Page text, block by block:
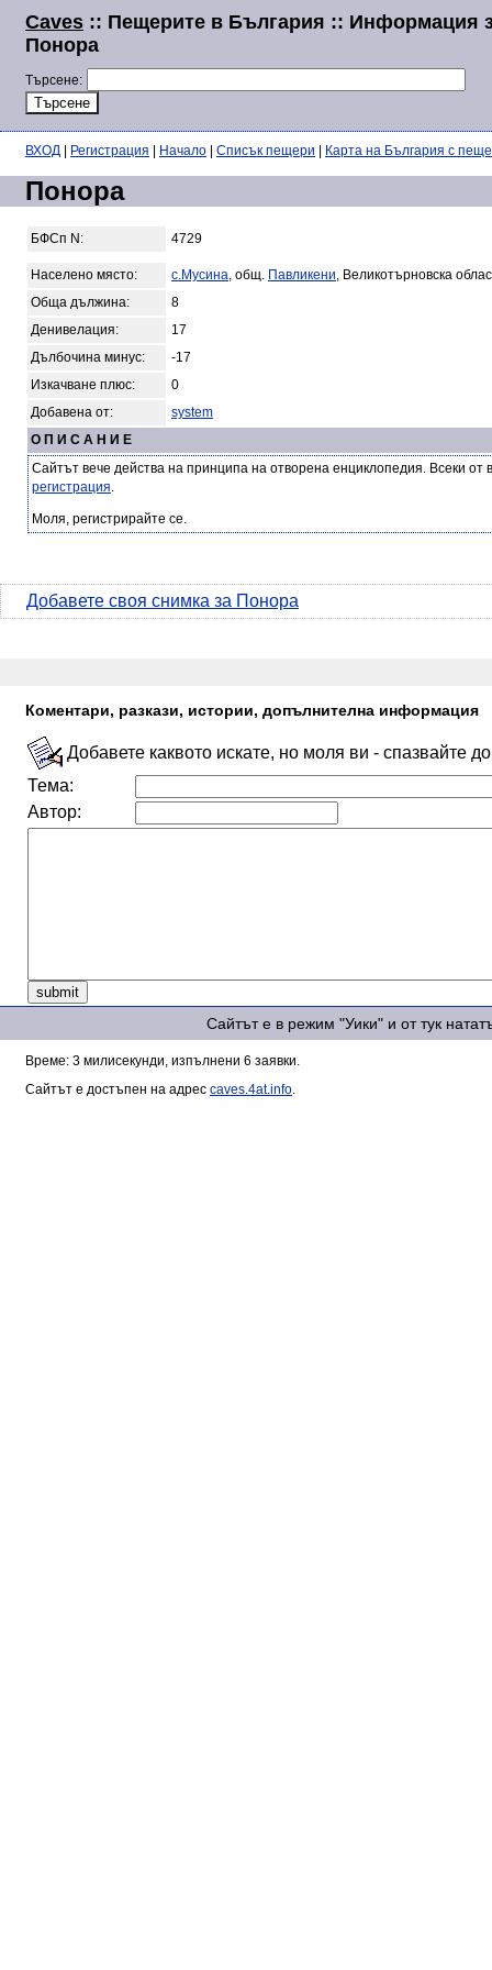
Caves :: Пещерите в България :: Информация
Понора
Търсене:
ВХОД Регистрация Начало Списък пещери Карта на България с
Понора
БФСп N: 4729
Населено място: с.Мусина, общ. Павликени, Великотърновска
Обща дължина:
8
Денивелация:
17
Дълбочина минус:
-17
Изкачване плюс:
0
Добавена от:
system
О П И С А Н И Е
Сайтът вече действа на принципа на отворена енциклопедия. Всеки
регистрация.
Моля, регистрирайте се.
Добавете своя снимка за Понора
Коментари, разкази, истории, допълнителна информация
Добавете каквото искате, но моля ви - спазвайте
Тема:
Автор:
Сайтът е в режим "Уики" и от тук
Време: 3 милисекунди, изпълнени 6 заявки.
Сайтът е достъпен на адрес caves.4at.info.